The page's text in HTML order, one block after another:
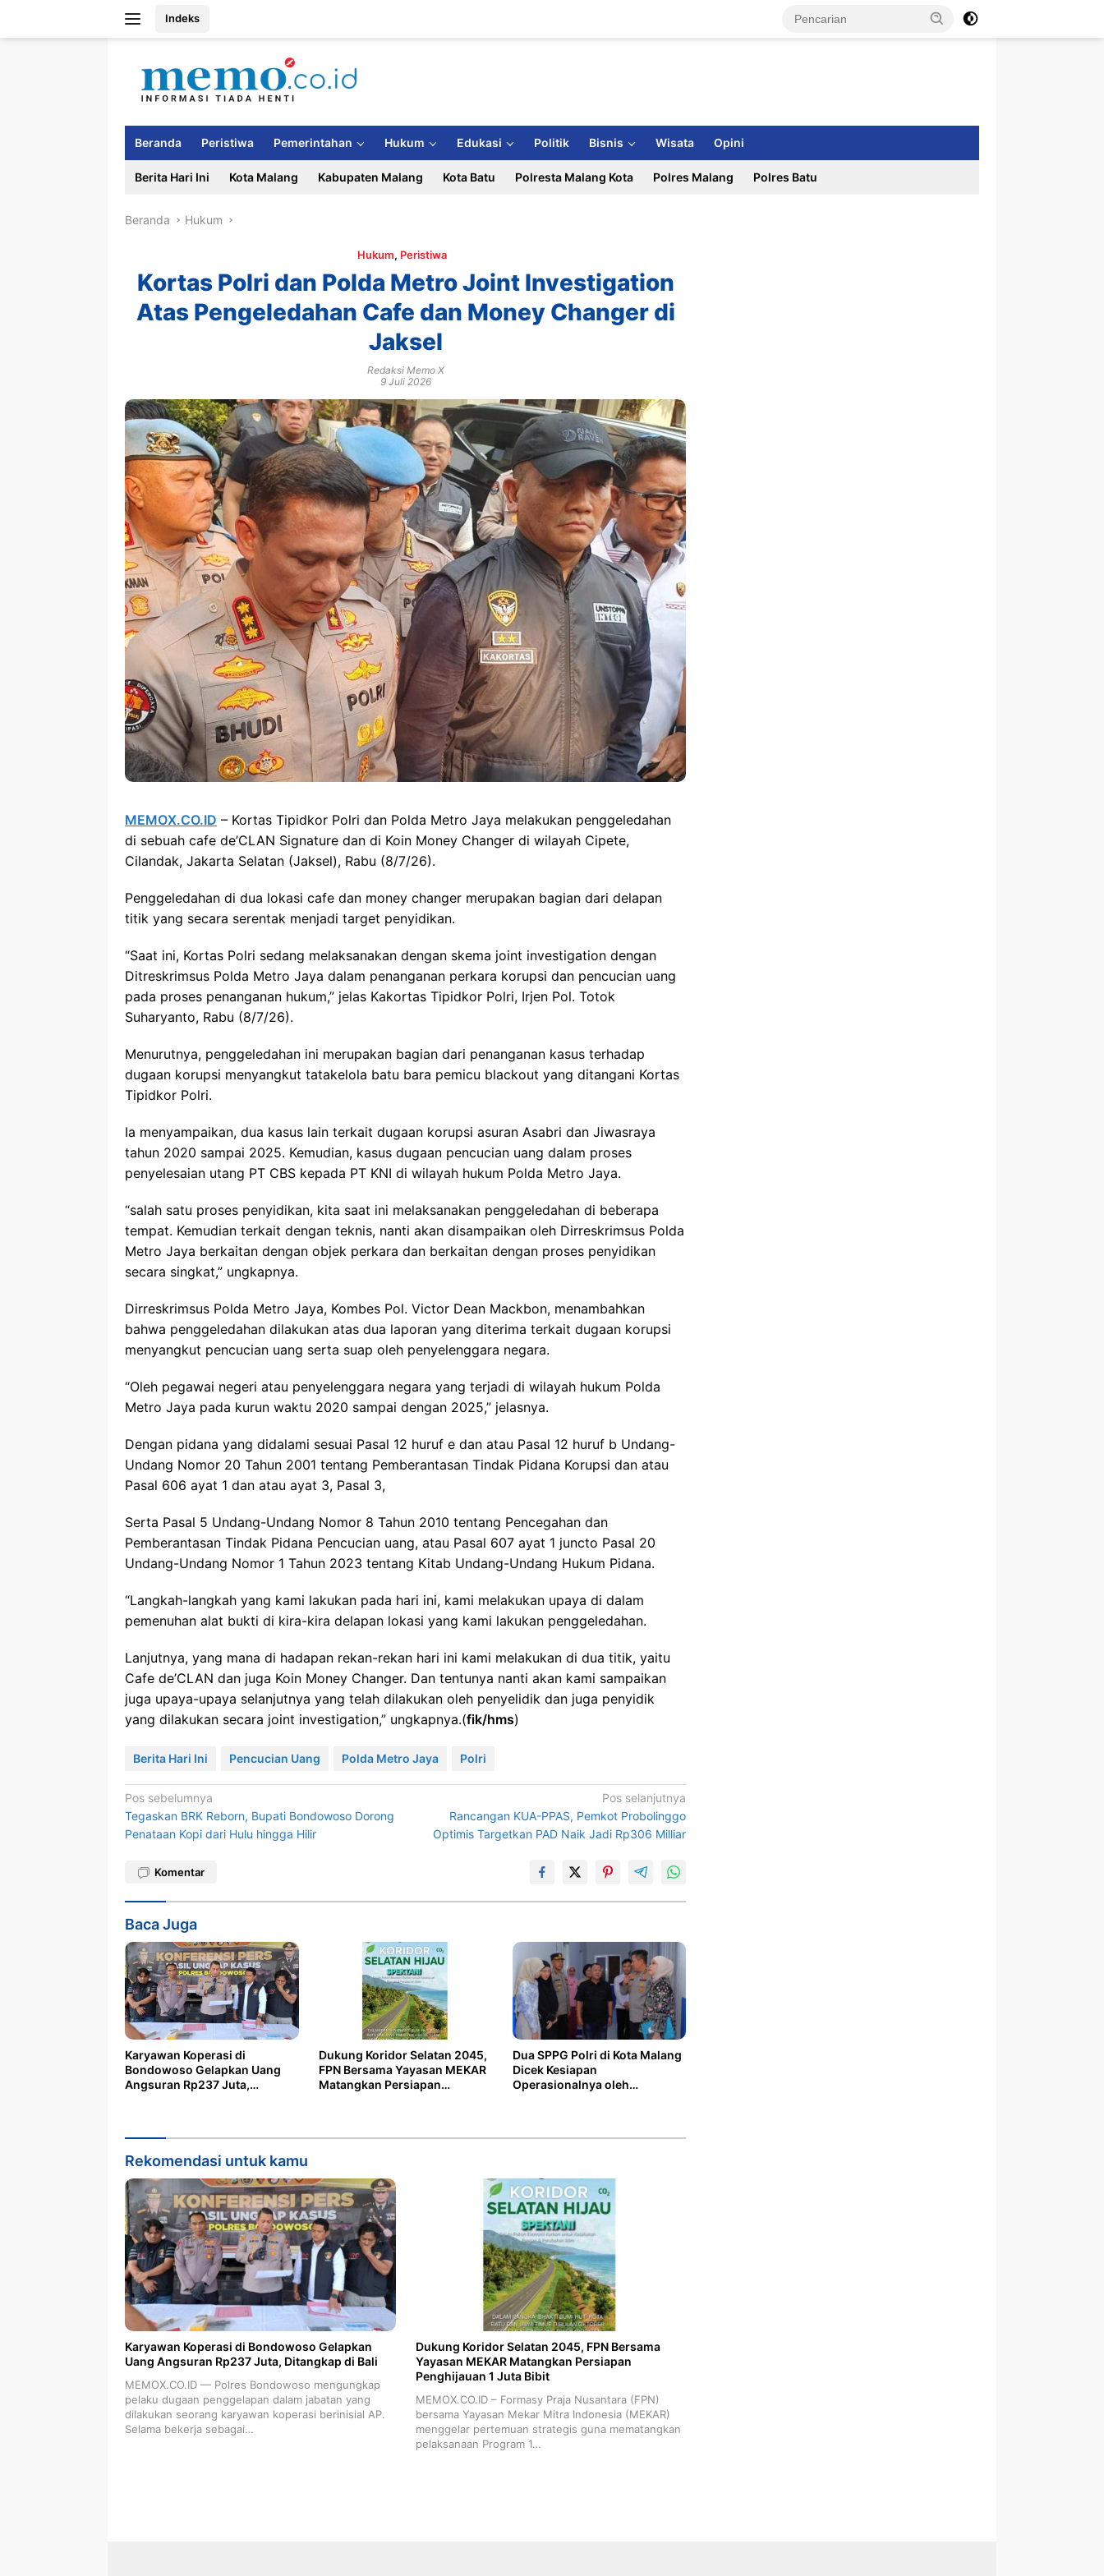
Indeks
Beranda Peristiwa Pemerintahan Hukum Edukasi Politik Bisnis Wisata Opini
Berita Hari Ini Kota Malang Kabupaten Malang Kota Batu Polresta Malang Kota Polres Malang Polres Batu
Beranda Hukum
Hukum, Peristiwa
Kortas Polri dan Polda Metro Joint Investigation
Atas Pengeledahan Cafe dan Money Changer di
Jaksel
Redaksi Memo X
9 Juli 2026
MEMOX.CO.ID – Kortas Tipidkor Polri dan Polda Metro Jaya melakukan penggeledahan
di sebuah cafe de’CLAN Signature dan di Koin Money Changer di wilayah Cipete,
Cilandak, Jakarta Selatan (Jaksel), Rabu (8/7/26).
Penggeledahan di dua lokasi cafe dan money changer merupakan bagian dari delapan
titik yang secara serentak menjadi target penyidikan.
“Saat ini, Kortas Polri sedang melaksanakan dengan skema joint investigation dengan
Ditreskrimsus Polda Metro Jaya dalam penanganan perkara korupsi dan pencucian uang
pada proses penanganan hukum,” jelas Kakortas Tipidkor Polri, Irjen Pol. Totok
Suharyanto, Rabu (8/7/26).
Menurutnya, penggeledahan ini merupakan bagian dari penanganan kasus terhadap
dugaan korupsi menyangkut tatakelola batu bara pemicu blackout yang ditangani Kortas
Tipidkor Polri.
Ia menyampaikan, dua kasus lain terkait dugaan korupsi asuran Asabri dan Jiwasraya
tahun 2020 sampai 2025. Kemudian, kasus dugaan pencucian uang dalam proses
penyelesaian utang PT CBS kepada PT KNI di wilayah hukum Polda Metro Jaya.
“salah satu proses penyidikan, kita saat ini melaksanakan penggeledahan di beberapa
tempat. Kemudian terkait dengan teknis, nanti akan disampaikan oleh Dirreskrimsus Polda
Metro Jaya berkaitan dengan objek perkara dan berkaitan dengan proses penyidikan
secara singkat,” ungkapnya.
Dirreskrimsus Polda Metro Jaya, Kombes Pol. Victor Dean Mackbon, menambahkan
bahwa penggeledahan dilakukan atas dua laporan yang diterima terkait dugaan korupsi
menyangkut pencucian uang serta suap oleh penyelenggara negara.
“Oleh pegawai negeri atau penyelenggara negara yang terjadi di wilayah hukum Polda
Metro Jaya pada kurun waktu 2020 sampai dengan 2025,” jelasnya.
Dengan pidana yang didalami sesuai Pasal 12 huruf e dan atau Pasal 12 huruf b Undang-
Undang Nomor 20 Tahun 2001 tentang Pemberantasan Tindak Pidana Korupsi dan atau
Pasal 606 ayat 1 dan atau ayat 3, Pasal 3,
Serta Pasal 5 Undang-Undang Nomor 8 Tahun 2010 tentang Pencegahan dan
Pemberantasan Tindak Pidana Pencucian uang, atau Pasal 607 ayat 1 juncto Pasal 20
Undang-Undang Nomor 1 Tahun 2023 tentang Kitab Undang-Undang Hukum Pidana.
“Langkah-langkah yang kami lakukan pada hari ini, kami melakukan upaya di dalam
pemenuhan alat bukti di kira-kira delapan lokasi yang kami lakukan penggeledahan.
Lanjutnya, yang mana di hadapan rekan-rekan hari ini kami melakukan di dua titik, yaitu
Cafe de’CLAN dan juga Koin Money Changer. Dan tentunya nanti akan kami sampaikan
juga upaya-upaya selanjutnya yang telah dilakukan oleh penyelidik dan juga penyidik
yang dilakukan secara joint investigation,” ungkapnya.(fik/hms)
Berita Hari Ini Pencucian Uang Polda Metro Jaya Polri
Navigasi
pos
Pos sebelumnya
Tegaskan BRK Reborn, Bupati Bondowoso Dorong
Penataan Kopi dari Hulu hingga Hilir
Pos selanjutnya
Rancangan KUA-PPAS, Pemkot Probolinggo
Optimis Targetkan PAD Naik Jadi Rp306 Milliar
Komentar
Baca Juga
Karyawan Koperasi di
Bondowoso Gelapkan Uang
Angsuran Rp237 Juta,
Dukung Koridor Selatan 2045,
FPN Bersama Yayasan MEKAR
Matangkan Persiapan
Dua SPPG Polri di Kota Malang
Dicek Kesiapan
Operasionalnya oleh
Rekomendasi untuk kamu
Karyawan Koperasi di Bondowoso Gelapkan
Uang Angsuran Rp237 Juta, Ditangkap di Bali
MEMOX.CO.ID — Polres Bondowoso mengungkap
pelaku dugaan penggelapan dalam jabatan yang
dilakukan seorang karyawan koperasi berinisial AP.
Selama bekerja sebagai…
Dukung Koridor Selatan 2045, FPN Bersama
Yayasan MEKAR Matangkan Persiapan
Penghijauan 1 Juta Bibit
MEMOX.CO.ID – Formasy Praja Nusantara (FPN)
bersama Yayasan Mekar Mitra Indonesia (MEKAR)
menggelar pertemuan strategis guna mematangkan
pelaksanaan Program 1…